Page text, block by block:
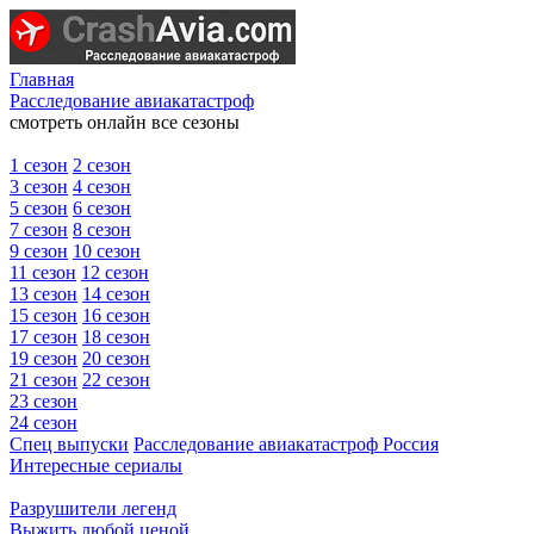
Главная
Расследование авиакатастроф
смотреть онлайн все сезоны
1 сезон 2 сезон
3 сезон 4 сезон
5 сезон 6 сезон
7 сезон 8 сезон
9 сезон 10 сезон
11 сезон 12 сезон
13 сезон 14 сезон
15 сезон 16 сезон
17 сезон 18 сезон
19 сезон 20 сезон
21 сезон 22 сезон
23 сезон
24 сезон
Спец выпуски Расследование авиакатастроф Россия
Интересные сериалы
Разрушители легенд
Выжить любой ценой